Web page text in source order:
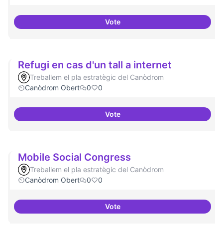
VoteIniciativa Legislativa Popular
Refugi en cas d'un tall a internet
Treballem el pla estratègic del Canòdrom
Canòdrom Obert
0 0
VoteRefugi en cas d'un tall a internet
Mobile Social Congress
Treballem el pla estratègic del Canòdrom
Canòdrom Obert
0 0
VoteMobile Social Congress